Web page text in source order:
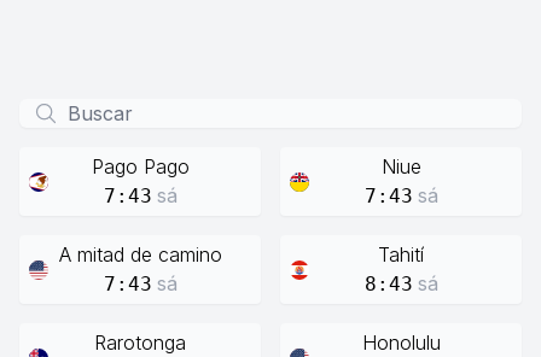
Pago Pago
7:43 sá
Niue
7:43 sá
A mitad de camino
7:43 sá
Tahití
8:43 sá
Rarotonga Honolulu